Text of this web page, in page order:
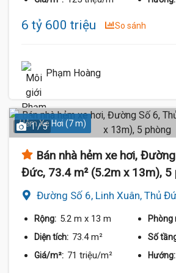
6 tỷ 600 triệu So sánh
Phạm Hoàng
Hẻm Xe Hơi (7 m)
1 / 5
Bán nhà hẻm xe hơi,
Đức, 73.4 m² (5.2m x 13m), 5
Đường Số 6, Linh Xuân, Thủ
Rộng: 5.2 m x 13 m Phòng
Diện tích: 73.4 m² Số
Giá/m²: 71 triệu/m² Hướng: